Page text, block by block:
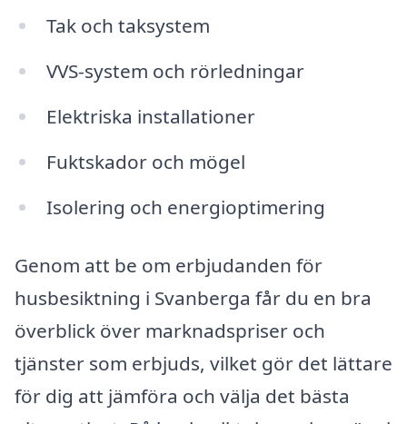
Tak och taksystem
VVS-system och rörledningar
Elektriska installationer
Fuktskador och mögel
Isolering och energioptimering
Genom att be om erbjudanden för
husbesiktning i Svanberga får du en bra
överblick över marknadspriser och
tjänster som erbjuds, vilket gör det lättare
för dig att jämföra och välja det bästa